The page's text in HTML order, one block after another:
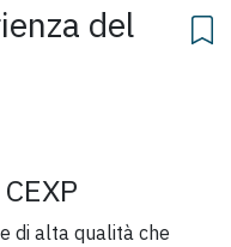
del
CEXP
di alta qualità che